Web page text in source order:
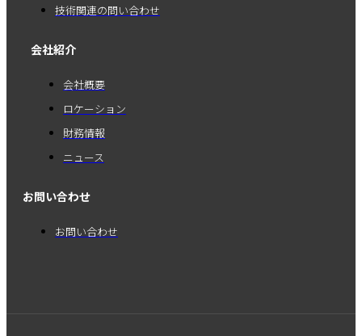
技術関連の問い合わせ
会社紹介
会社概要
ロケーション
財務情報
ニュース
お問い合わせ
お問い合わせ